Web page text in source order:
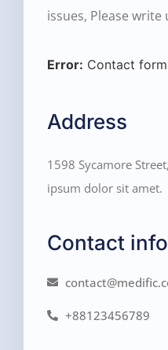
issues, Please write
Error: Contact
Address
1598 Sycamore
ipsum dolor sit amet.
Contact info
+88123456789